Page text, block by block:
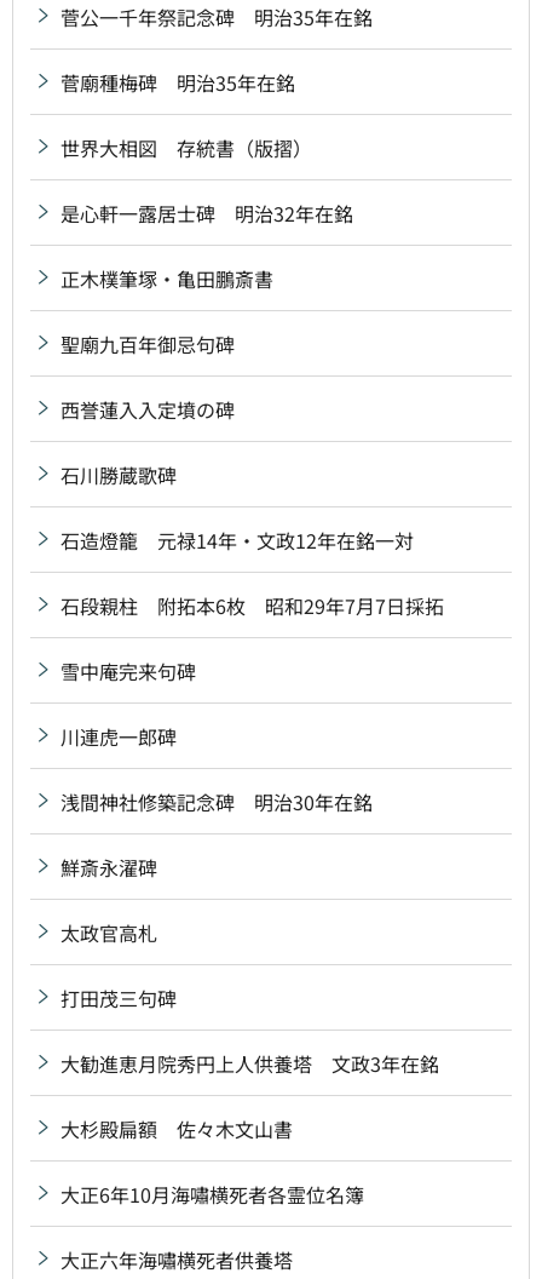
菅公一千年祭記念碑 明治35年在銘
菅廟種梅碑 明治35年在銘
世界大相図 存統書（版摺）
是心軒一露居士碑 明治32年在銘
正木樸筆塚・亀田鵬斎書
聖廟九百年御忌句碑
西誉蓮入入定墳の碑
石川勝蔵歌碑
石造燈籠 元禄14年・文政12年在銘一対
石段親柱 附拓本6枚 昭和29年7月7日採拓
雪中庵完来句碑
川連虎一郎碑
浅間神社修築記念碑 明治30年在銘
鮮斎永濯碑
太政官高札
打田茂三句碑
大勧進恵月院秀円上人供養塔 文政3年在銘
大杉殿扁額 佐々木文山書
大正6年10月海嘯横死者各霊位名簿
大正六年海嘯横死者供養塔